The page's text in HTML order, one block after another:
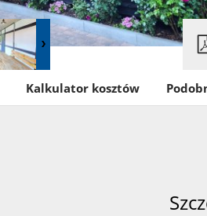
Kalkulator kosztów